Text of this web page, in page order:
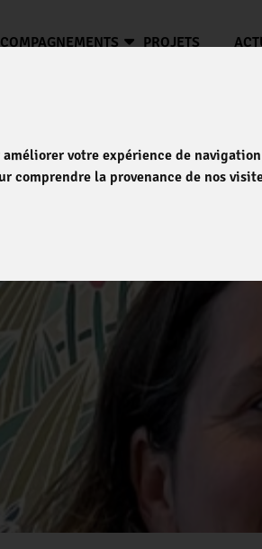
votre expérience de
la provenance de nos
PROJETS